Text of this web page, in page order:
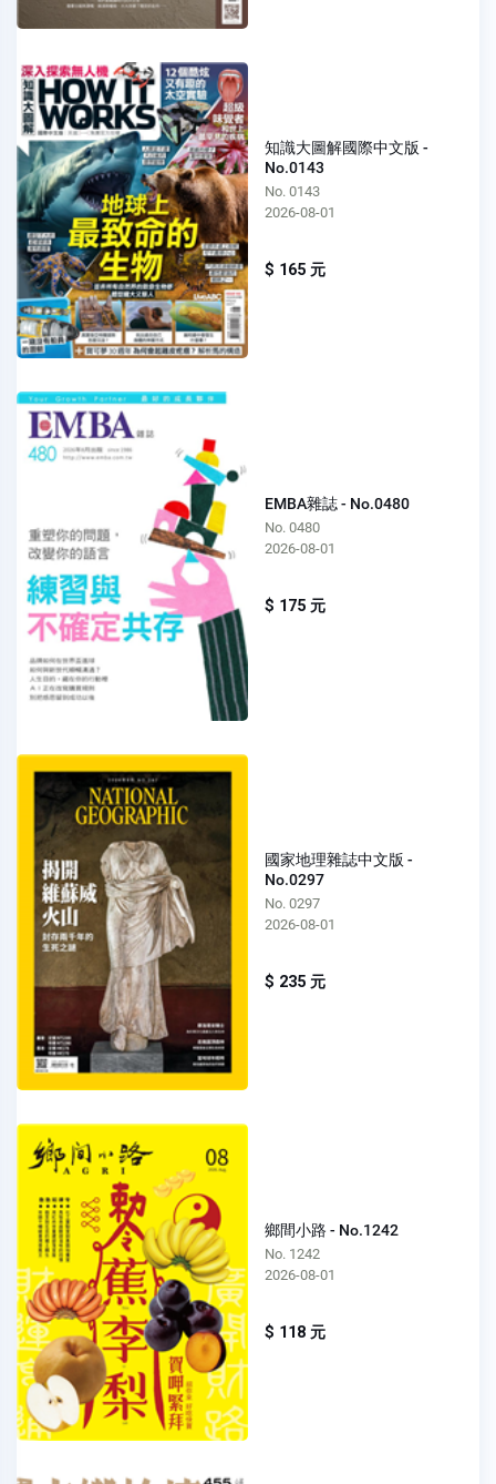
知識大圖解國際中文版 -
No.0143
No. 0143
2026-08-01
$ 165 元
EMBA雜誌 - No.0480
No. 0480
2026-08-01
$ 175 元
國家地理雜誌中文版 -
No.0297
No. 0297
2026-08-01
$ 235 元
鄉間小路 - No.1242
No. 1242
2026-08-01
$ 118 元